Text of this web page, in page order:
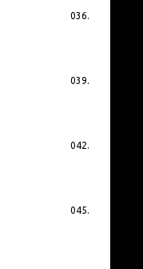
036.
039.
042.
045.